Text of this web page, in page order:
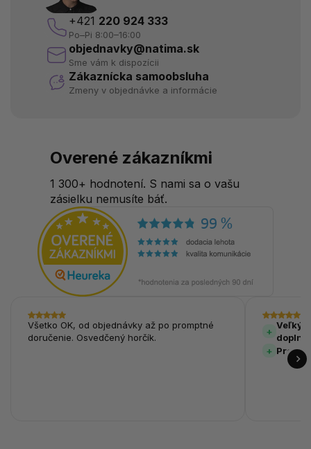
+421 220 924 333
Po–Pi 8:00–16:00
objednavky@natima.sk
Sme vám k dispozícii
Zákaznícka samoobsluha
Zmeny v objednávke a informácie
Overené zákazníkmi
1 300+ hodnotení. S nami sa o vašu
zásielku nemusíte báť.
Všetko OK, od objednávky až po promptné
doručenie. Osvedčený horčík.
Veľký